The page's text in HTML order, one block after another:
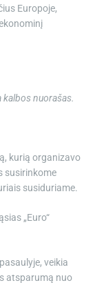
Europoje,
kalbos nuorašas.
kurią organizavo
susirinkome
susiduriame.
„Euro“
veikia
atsparumą nuo